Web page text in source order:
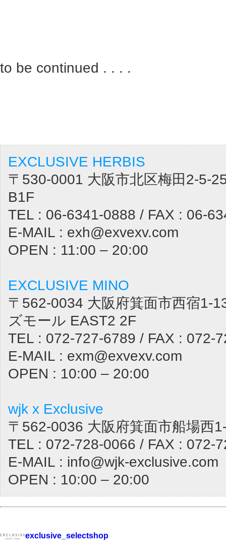
to be continued . . . .
EXCLUSIVE HERBIS
〒530-0001 大阪市北区梅田2-5-
B1F
TEL : 06-6341-0888 / FAX : 06-
E-MAIL : exh@exvexv.com
OPEN : 11:00 – 20:00
EXCLUSIVE MINO
〒562-0034 大阪府箕面市西宿1-
ズモール EAST2 2F
TEL : 072-727-6789 / FAX : 072-
E-MAIL : exm@exvexv.com
OPEN : 10:00 – 20:00
wjk x Exclusive
〒562-0036 大阪府箕面市船場西
TEL : 072-728-0066 / FAX : 072-
E-MAIL : info@wjk-exclusive.com
OPEN : 10:00 – 20:00
exclusive_selectshop